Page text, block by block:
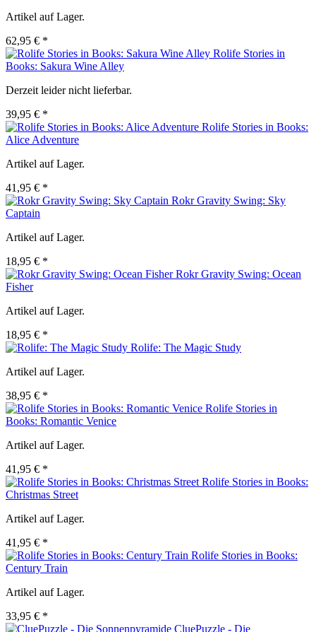
Artikel auf Lager.
62,95 € *
Rolife Stories in
Books: Sakura Wine Alley
Derzeit leider nicht lieferbar.
39,95 € *
Rolife Stories in Books:
Alice Adventure
Artikel auf Lager.
41,95 € *
Rokr Gravity Swing: Sky
Captain
Artikel auf Lager.
18,95 € *
Rokr Gravity Swing: Ocean
Fisher
Artikel auf Lager.
18,95 € *
Rolife: The Magic Study
Artikel auf Lager.
38,95 € *
Rolife Stories in
Books: Romantic Venice
Artikel auf Lager.
41,95 € *
Rolife Stories in Books:
Christmas Street
Artikel auf Lager.
41,95 € *
Rolife Stories in Books:
Century Train
Artikel auf Lager.
33,95 € *
CluePuzzle - Die